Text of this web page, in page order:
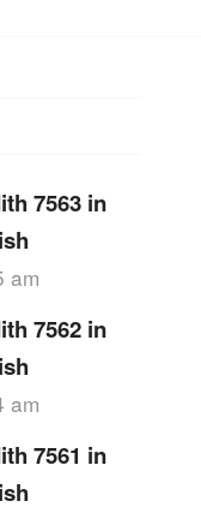
7563 in
am
7562 in
am
7561 in